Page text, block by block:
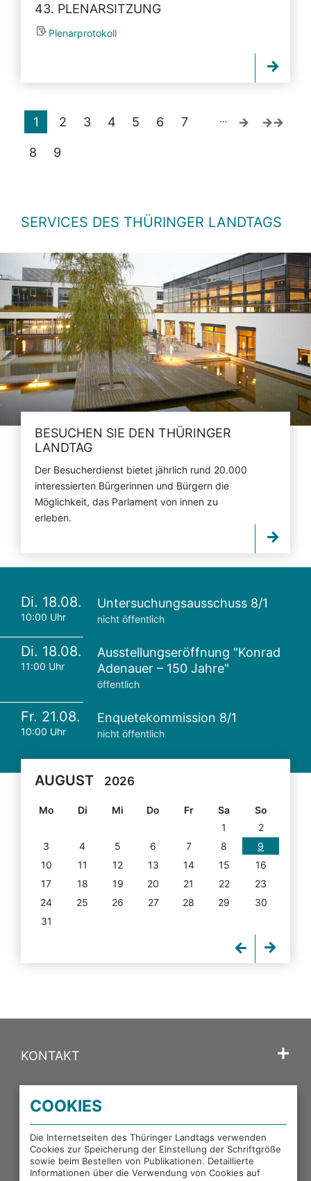
43. PLENARSITZUNG
Plenarprotokoll
1 2 3 4 5 6 7
8 9
…
SERVICES DES THÜRINGER LANDTAGS
BESUCHEN SIE DEN THÜRINGER
LANDTAG
Der Besucherdienst bietet jährlich rund 20.000
interessierten Bürgerinnen und Bürgern die
Möglichkeit, das Parlament von innen zu
erleben.
Di. 18.08.
10:00 Uhr
Untersuchungsausschuss 8/1
nicht öffentlich
Di. 18.08.
11:00 Uhr
Ausstellungseröffnung "Konrad
Adenauer – 150 Jahre"
öffentlich
Fr. 21.08.
10:00 Uhr
Enquetekommission 8/1
nicht öffentlich
AUGUST 2026
Mo Di Mi Do Fr Sa
So
1
2
3
4 5 6 7 8
9
10
11 12 13 14 15
16
17
18 19 20 21 22
23
24
25 26 27 28 29
30
31
KONTAKT
PORTALE DES THÜRINGER LANDTAGS
EXTERNE LINKS
COOKIES
Die Internetseiten des Thüringer Landtags verwenden
Cookies zur Speicherung der Einstellung der Schriftgröße
sowie beim Bestellen von Publikationen. Detaillierte
Informationen über die Verwendung von Cookies auf